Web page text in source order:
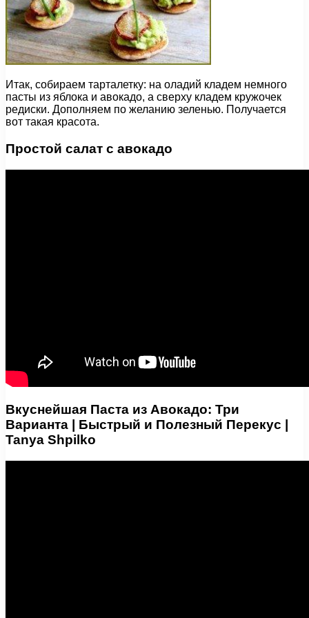
Итак, собираем тарталетку: на оладий кладем немного
пасты из яблока и авокадо, а сверху кладем кружочек
редиски. Дополняем по желанию зеленью. Получается
вот такая красота.
Простой салат с авокадо
Вкуснейшая Паста из Авокадо: Три
Варианта | Быстрый и Полезный Перекус |
Tanya Shpilko